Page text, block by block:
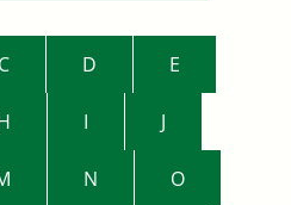
C D E
I J
N O